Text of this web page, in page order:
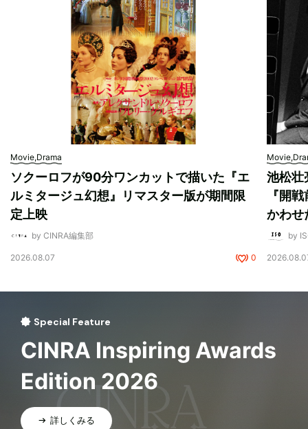
Movie,Drama
ソクーロフが90分ワンカットで描いた『エ
ルミタージュ幻想』リマスター版が期間限
定上映
by CINRA編集部
2026.08.07 0
池松壮
『開
かわせ
by
Special Feature
CINRA Inspiring Awards
Edition 2026
詳しくみる